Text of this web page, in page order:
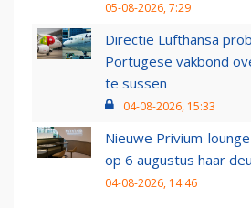
05-08-2026, 7:29
Directie Lufthansa
Portugese vakbond
te sussen
04-08-2026, 15:33
Nieuwe Privium-
op 6 augustus haar
04-08-2026, 14:46